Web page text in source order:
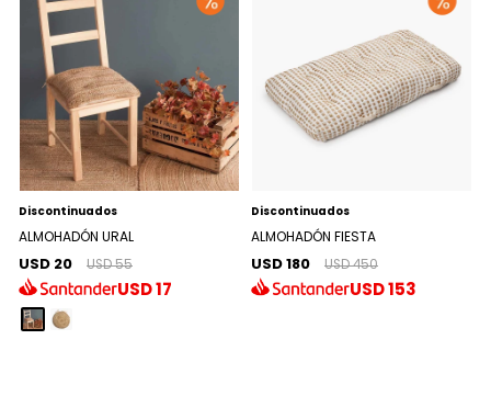
Discontinuados
ALMOHADÓN URAL
USD 20 USD 55
USD17
Discontinuados
ALMOHADÓN FIESTA
USD 180 USD 450
USD153